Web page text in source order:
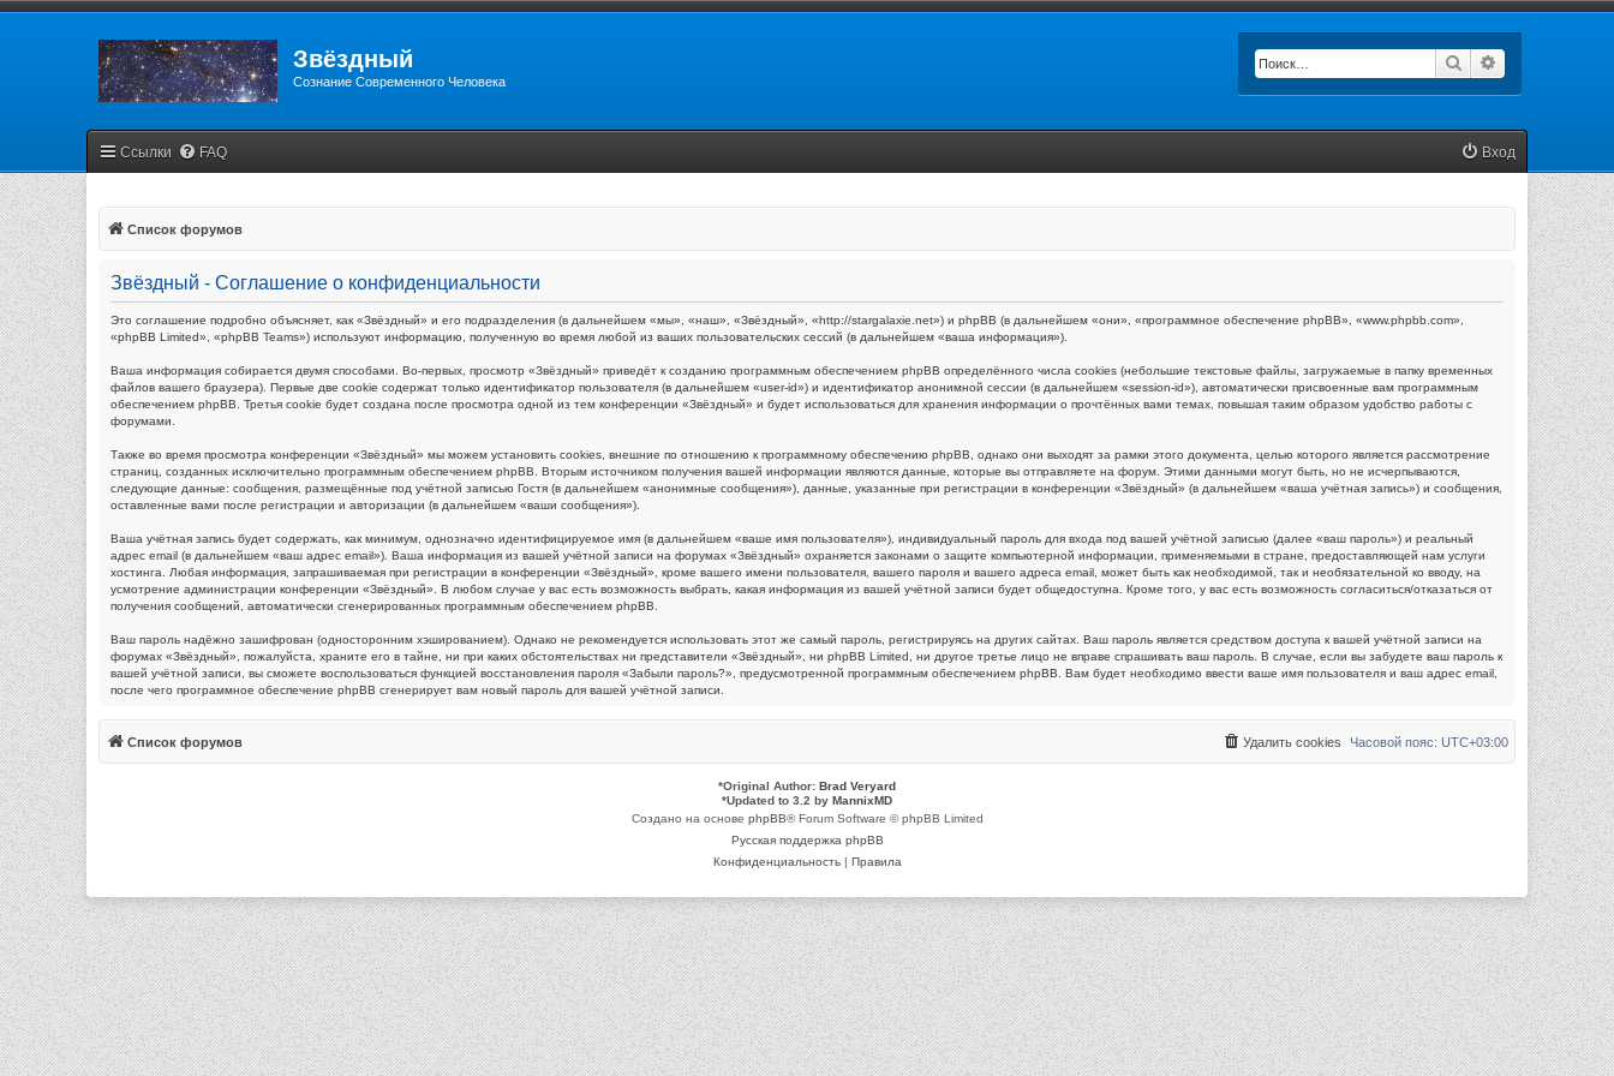
Звёздный
Сознание Современного Человека
Поиск
Ссылки FAQ Вход
Список форумов
Звёздный - Соглашение о конфиденциальности
Это соглашение подробно объясняет, как «Звёздный» и его подразделения (в дальнейшем «мы», «наш», «Звёздный», «http://stargalaxie.net») и phpBB (в дальнейшем «они», «программное обеспечение phpBB», «www.phpbb.com»,
«phpBB Limited», «phpBB Teams») используют информацию, полученную во время любой из ваших пользовательских сессий (в дальнейшем «ваша информация»).
Ваша информация собирается двумя способами. Во-первых, просмотр «Звёздный» приведёт к созданию программным обеспечением phpBB определённого числа cookies (небольшие текстовые файлы, загружаемые в папку временных
файлов вашего браузера). Первые две cookie содержат только идентификатор пользователя (в дальнейшем «user-id») и идентификатор анонимной сессии (в дальнейшем «session-id»), автоматически присвоенные вам программным
обеспечением phpBB. Третья cookie будет создана после просмотра одной из тем конференции «Звёздный» и будет использоваться для хранения информации о прочтённых вами темах, повышая таким образом удобство работы с
форумами.
Также во время просмотра конференции «Звёздный» мы можем установить cookies, внешние по отношению к программному обеспечению phpBB, однако они выходят за рамки этого документа, целью которого является рассмотрение
страниц, созданных исключительно программным обеспечением phpBB. Вторым источником получения вашей информации являются данные, которые вы отправляете на форум. Этими данными могут быть, но не исчерпываются,
следующие данные: сообщения, размещённые под учётной записью Гостя (в дальнейшем «анонимные сообщения»), данные, указанные при регистрации в конференции «Звёздный» (в дальнейшем «ваша учётная запись») и сообщения,
оставленные вами после регистрации и авторизации (в дальнейшем «ваши сообщения»).
Ваша учётная запись будет содержать, как минимум, однозначно идентифицируемое имя (в дальнейшем «ваше имя пользователя»), индивидуальный пароль для входа под вашей учётной записью (далее «ваш пароль») и реальный
адрес email (в дальнейшем «ваш адрес email»). Ваша информация из вашей учётной записи на форумах «Звёздный» охраняется законами о защите компьютерной информации, применяемыми в стране, предоставляющей нам услуги
хостинга. Любая информация, запрашиваемая при регистрации в конференции «Звёздный», кроме вашего имени пользователя, вашего пароля и вашего адреса email, может быть как необходимой, так и необязательной ко вводу, на
усмотрение администрации конференции «Звёздный». В любом случае у вас есть возможность выбрать, какая информация из вашей учётной записи будет общедоступна. Кроме того, у вас есть возможность согласиться/отказаться от
получения сообщений, автоматически сгенерированных программным обеспечением phpBB.
Ваш пароль надёжно зашифрован (односторонним хэшированием). Однако не рекомендуется использовать этот же самый пароль, регистрируясь на других сайтах. Ваш пароль является средством доступа к вашей учётной записи на
форумах «Звёздный», пожалуйста, храните его в тайне, ни при каких обстоятельствах ни представители «Звёздный», ни phpBB Limited, ни другое третье лицо не вправе спрашивать ваш пароль. В случае, если вы забудете ваш пароль к
вашей учётной записи, вы сможете воспользоваться функцией восстановления пароля «Забыли пароль?», предусмотренной программным обеспечением phpBB. Вам будет необходимо ввести ваше имя пользователя и ваш адрес email,
после чего программное обеспечение phpBB сгенерирует вам новый пароль для вашей учётной записи.
Список форумов Часовой пояс: UTC+03:00
Удалить cookies
*Original Author: Brad Veryard
*Updated to 3.2 by MannixMD
Создано на основе phpBB® Forum Software © phpBB Limited
Русская поддержка phpBB
Конфиденциальность| Правила